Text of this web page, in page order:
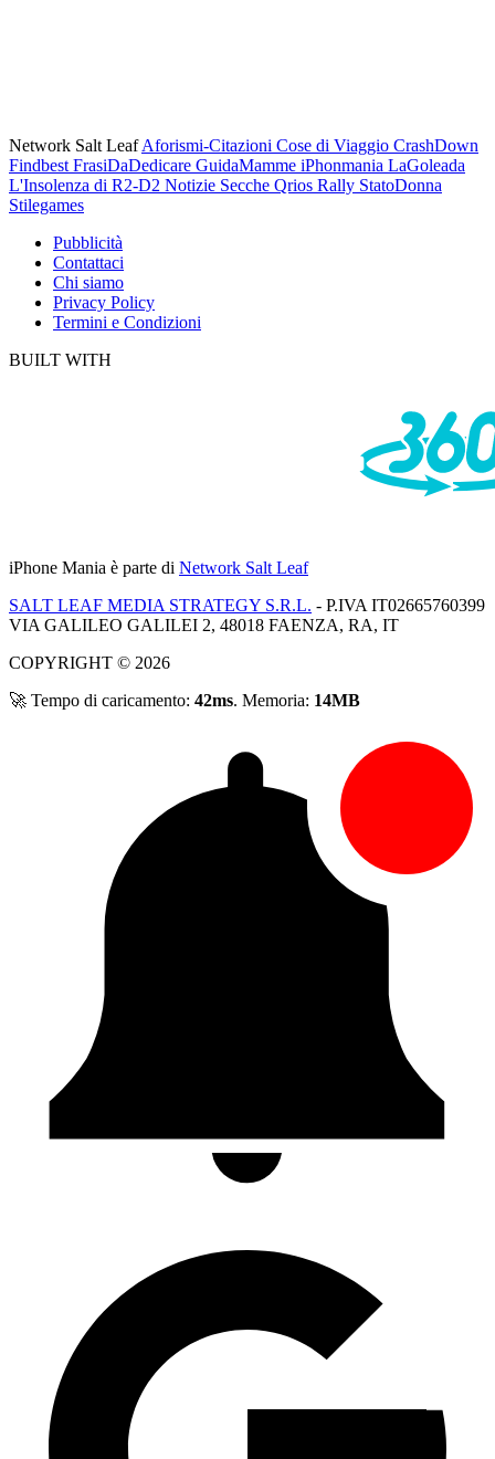
Network Salt LeafAforismi-Citazioni Cose di Viaggio CrashDown
Findbest FrasiDaDedicare GuidaMamme iPhonmania LaGoleada
L'Insolenza di R2-D2 Notizie Secche Qrios Rally StatoDonna
Stilegames
Pubblicità
Contattaci
Chi siamo
Privacy Policy
Termini e Condizioni
BUILT WITH
iPhone Mania è parte di Network Salt Leaf
SALT LEAF MEDIA STRATEGY S.R.L. - P.IVA IT02665760399
VIA GALILEO GALILEI 2, 48018 FAENZA, RA, IT
COPYRIGHT © 2026
🚀 Tempo di caricamento: 42ms. Memoria: 14MB